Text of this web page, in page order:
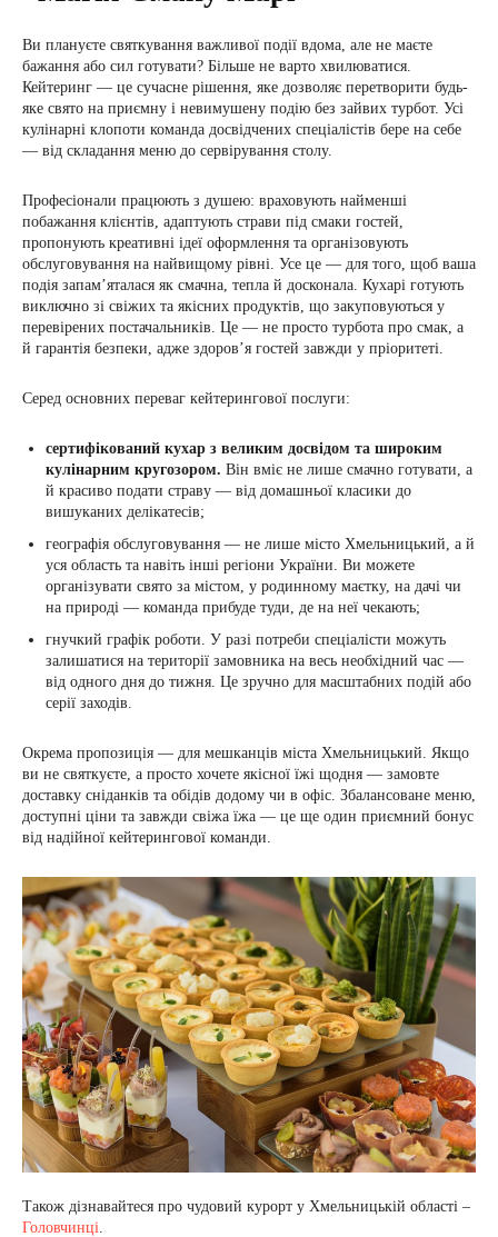
Ви плануєте святкування важливої події вдома, але не маєте
бажання або сил готувати? Більше не варто хвилюватися.
Кейтеринг — це сучасне рішення, яке дозволяє перетворити будь-
яке свято на приємну і невимушену подію без зайвих турбот. Усі
кулінарні клопоти команда досвідчених спеціалістів бере на себе
— від складання меню до сервірування столу.
Професіонали працюють з душею: враховують найменші
побажання клієнтів, адаптують страви під смаки гостей,
пропонують креативні ідеї оформлення та організовують
обслуговування на найвищому рівні. Усе це — для того, щоб ваша
подія запам’яталася як смачна, тепла й досконала. Кухарі готують
виключно зі свіжих та якісних продуктів, що закуповуються у
перевірених постачальників. Це — не просто турбота про смак, а
й гарантія безпеки, адже здоров’я гостей завжди у пріоритеті.
Серед основних переваг кейтерингової послуги:
сертифікований кухар з великим досвідом та широким
кулінарним кругозором. Він вміє не лише смачно готувати, а
й красиво подати страву — від домашньої класики до
вишуканих делікатесів;
географія обслуговування — не лише місто Хмельницький, а й
уся область та навіть інші регіони України. Ви можете
організувати свято за містом, у родинному маєтку, на дачі чи
на природі — команда прибуде туди, де на неї чекають;
гнучкий графік роботи. У разі потреби спеціалісти можуть
залишатися на території замовника на весь необхідний час —
від одного дня до тижня. Це зручно для масштабних подій або
серії заходів.
Окрема пропозиція — для мешканців міста Хмельницький. Якщо
ви не святкуєте, а просто хочете якісної їжі щодня — замовте
доставку сніданків та обідів додому чи в офіс. Збалансоване меню,
доступні ціни та завжди свіжа їжа — це ще один приємний бонус
від надійної кейтерингової команди.
Також дізнавайтеся про чудовий курорт у Хмельницькій області –
Головчинці